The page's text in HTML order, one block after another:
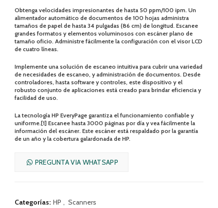
Obtenga velocidades impresionantes de hasta 50 ppm/100 ipm. Un
alimentador automático de documentos de 100 hojas administra
tamaños de papel de hasta 34 pulgadas (86 cm) de longitud. Escanee
grandes formatos y elementos voluminosos con escáner plano de
tamaño oficio. Administre fácilmente la configuración con el visor LCD
de cuatro líneas.
Implemente una solución de escaneo intuitiva para cubrir una variedad
de necesidades de escaneo, y administración de documentos. Desde
controladores, hasta software y controles, este dispositivo y el
robusto conjunto de aplicaciones está creado para brindar eficiencia y
facilidad de uso.
La tecnología HP EveryPage garantiza el funcionamiento confiable y
uniforme.[1] Escanee hasta 3000 páginas por día y vea fácilmente la
información del escáner. Este escáner está respaldado por la garantía
de un año y la cobertura galardonada de HP.
PREGUNTA VIA WHATSAPP
Categorías: HP , Scanners